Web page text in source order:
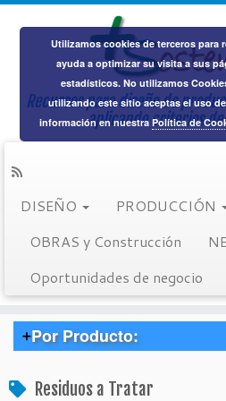
Saltar
contenido
Recursos para diseño de
aplicando criterios
DISEÑO
PRODUCCIÓN
OBRAS y Construcción
Oportunidades de negocio
» Aislamiento » Reciclar
Buscar:
Suministradores:
Por Producto:
> Cuero
Residuos a Tratar
Utilizamos cookies de terceros para
ayuda a optimizar su visita a sus
estadísticos. No utilizamos
utilizando este sitio aceptas el uso
información en nuestra Política de